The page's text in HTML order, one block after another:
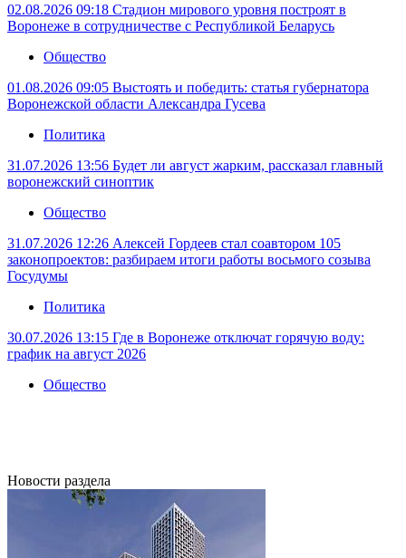
02.08.2026 09:18 Стадион мирового уровня построят в
Воронеже в сотрудничестве с Республикой Беларусь
Общество
01.08.2026 09:05 Выстоять и победить: статья губернатора
Воронежской области Александра Гусева
Политика
31.07.2026 13:56 Будет ли август жарким, рассказал главный
воронежский синоптик
Общество
31.07.2026 12:26 Алексей Гордеев стал соавтором 105
законопроектов: разбираем итоги работы восьмого созыва
Госудумы
Политика
30.07.2026 13:15 Где в Воронеже отключат горячую воду:
график на август 2026
Общество
Новости раздела